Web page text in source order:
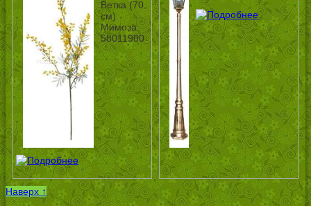
Ветка (70
см)
Мимоза
58011900
Наверх ↑